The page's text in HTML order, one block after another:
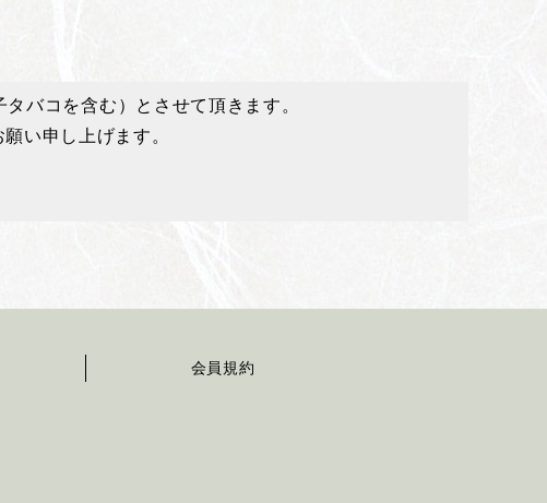
バコを含む）とさせて頂きます。
い申し上げます。
会員規約